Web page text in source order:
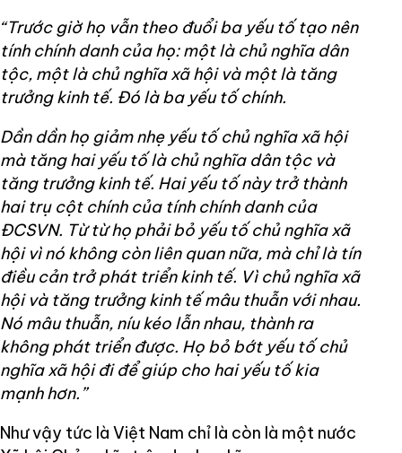
“Trước giờ họ vẫn theo đuổi ba yếu tố tạo nên
tính chính danh của họ: một là chủ nghĩa dân
tộc, một là chủ nghĩa xã hội và một là tăng
trưởng kinh tế. Đó là ba yếu tố chính.
Dần dần họ giảm nhẹ yếu tố chủ nghĩa xã hội
mà tăng hai yếu tố là chủ nghĩa dân tộc và
tăng trưởng kinh tế. Hai yếu tố này trở thành
hai trụ cột chính của tính chính danh của
ĐCSVN. Từ từ họ phải bỏ yếu tố chủ nghĩa xã
hội vì nó không còn liên quan nữa, mà chỉ là tín
điều cản trở phát triển kinh tế. Vì chủ nghĩa xã
hội và tăng trưởng kinh tế mâu thuẫn với nhau.
Nó mâu thuẫn, níu kéo lẫn nhau, thành ra
không phát triển được. Họ bỏ bớt yếu tố chủ
nghĩa xã hội đi để giúp cho hai yếu tố kia
mạnh hơn.”
Như vậy tức là Việt Nam chỉ là còn là một nước